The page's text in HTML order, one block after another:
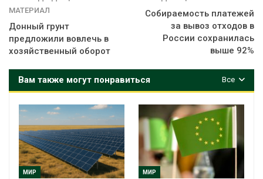
МАТЕРИАЛ
Донный грунт
предложили вовлечь в
хозяйственный оборот
Собираемость платежей
за вывоз отходов в
России сохранилась
выше 92%
Все
Вам также могут понравиться
МИР МИР